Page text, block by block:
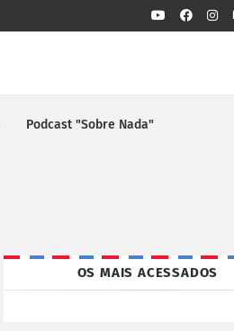
Podcast "Sobre Nada"
OS MAIS ACESSADOS